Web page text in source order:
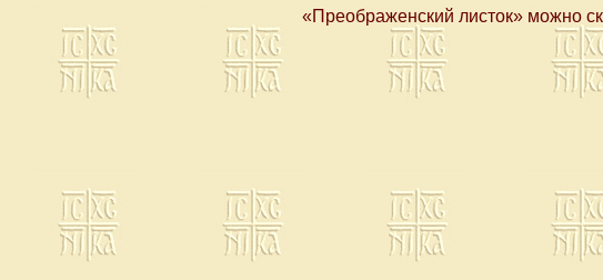
«Преображенский листок» можно